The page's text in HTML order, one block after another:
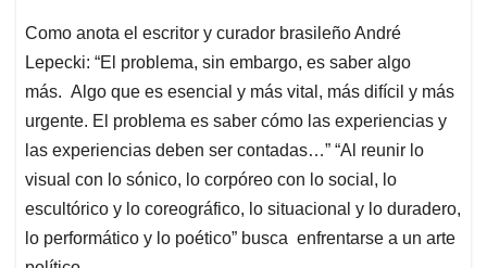
Como anota el escritor y curador brasileño André
Lepecki: “El problema, sin embargo, es saber algo
más. Algo que es esencial y más vital, más difícil y más
urgente. El problema es saber cómo las experiencias y
las experiencias deben ser contadas…” “Al reunir lo
visual con lo sónico, lo corpóreo con lo social, lo
escultórico y lo coreográfico, lo situacional y lo duradero,
lo performático y lo poético” busca enfrentarse a un arte